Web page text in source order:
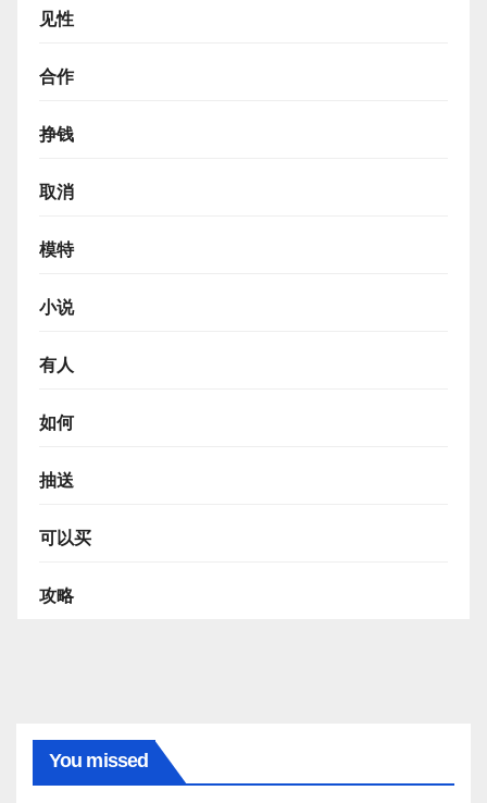
见性
合作
挣钱
取消
模特
小说
有人
如何
抽送
可以买
攻略
You missed